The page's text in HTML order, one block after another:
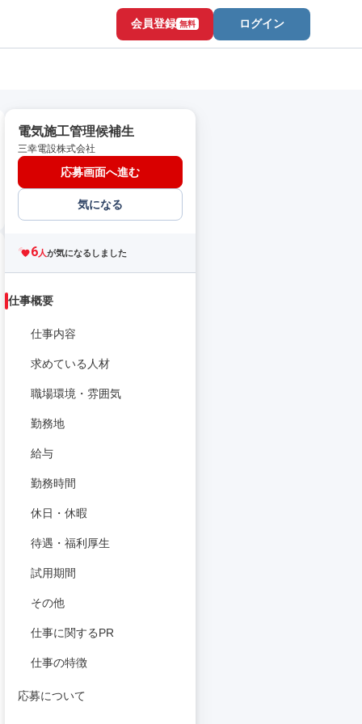
会員登録 無料 ログイン
電気施工管理候補生
三幸電設株式会社
応募画面へ進む
気になる
6人が気になるしました
仕事概要
仕事内容
求めている人材
職場環境・雰囲気
勤務地
給与
勤務時間
休日・休暇
待遇・福利厚生
試用期間
その他
仕事に関するPR
仕事の特徴
応募について